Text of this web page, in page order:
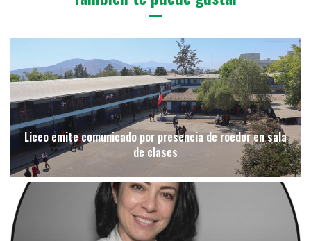
Liceo emite comunicado por presencia de roedor en sala
de clases